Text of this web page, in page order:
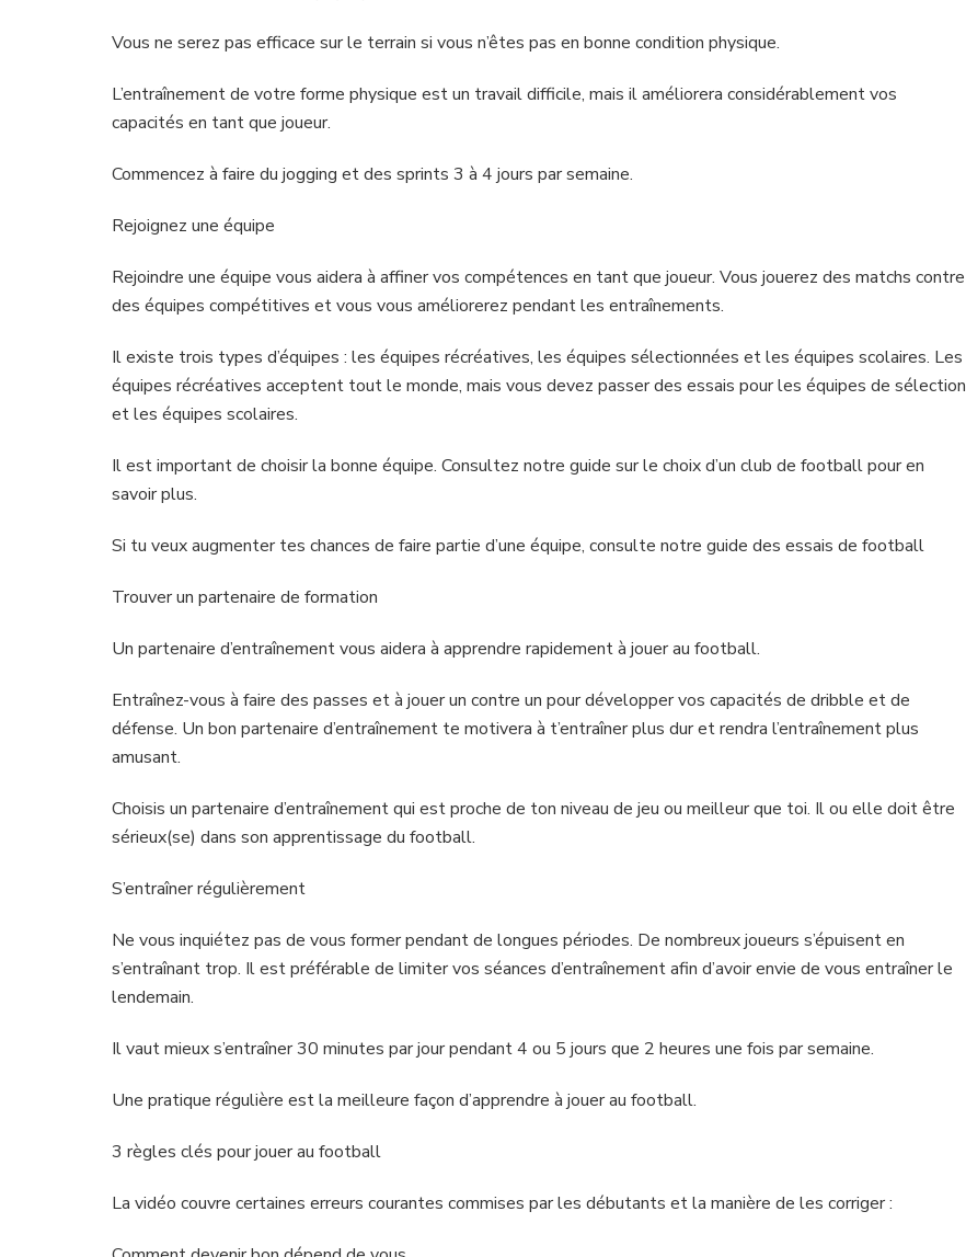
Vous ne serez pas efficace sur le terrain si vous n’êtes pas en bonne condition physique.
L’entraînement de votre forme physique est un travail difficile, mais il améliorera considérablement vos
capacités en tant que joueur.
Commencez à faire du jogging et des sprints 3 à 4 jours par semaine.
Rejoignez une équipe
Rejoindre une équipe vous aidera à affiner vos compétences en tant que joueur. Vous jouerez des matchs contre
des équipes compétitives et vous vous améliorerez pendant les entraînements.
Il existe trois types d’équipes : les équipes récréatives, les équipes sélectionnées et les équipes scolaires. Les
équipes récréatives acceptent tout le monde, mais vous devez passer des essais pour les équipes de sélection
et les équipes scolaires.
Il est important de choisir la bonne équipe. Consultez notre guide sur le choix d’un club de football pour en
savoir plus.
Si tu veux augmenter tes chances de faire partie d’une équipe, consulte notre guide des essais de football
Trouver un partenaire de formation
Un partenaire d’entraînement vous aidera à apprendre rapidement à jouer au football.
Entraînez-vous à faire des passes et à jouer un contre un pour développer vos capacités de dribble et de
défense. Un bon partenaire d’entraînement te motivera à t’entraîner plus dur et rendra l’entraînement plus
amusant.
Choisis un partenaire d’entraînement qui est proche de ton niveau de jeu ou meilleur que toi. Il ou elle doit être
sérieux(se) dans son apprentissage du football.
S’entraîner régulièrement
Ne vous inquiétez pas de vous former pendant de longues périodes. De nombreux joueurs s’épuisent en
s’entraînant trop. Il est préférable de limiter vos séances d’entraînement afin d’avoir envie de vous entraîner le
lendemain.
Il vaut mieux s’entraîner 30 minutes par jour pendant 4 ou 5 jours que 2 heures une fois par semaine.
Une pratique régulière est la meilleure façon d’apprendre à jouer au football.
3 règles clés pour jouer au football
La vidéo couvre certaines erreurs courantes commises par les débutants et la manière de les corriger :